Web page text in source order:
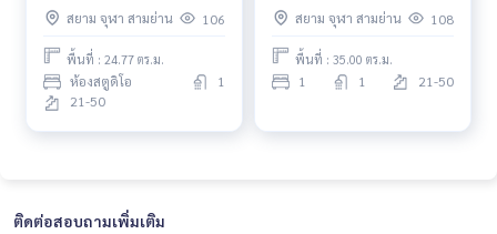
สยาม จุฬา สามย่าน 106
พื้นที่ : 24.77 ตร.ม.
ห้องสตูดิโอ
1
21-50
สยาม จุฬา สามย่าน 108
พื้นที่ : 35.00 ตร.ม.
1 1 21-50
ติดต่อสอบถามเพิ่มเติม